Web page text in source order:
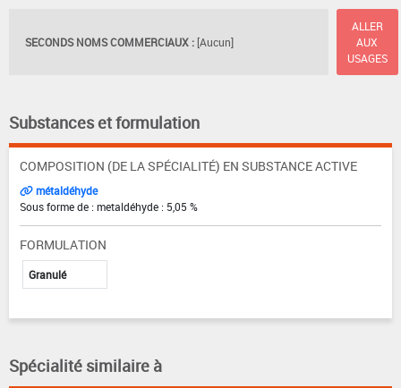
SECONDS NOMS COMMERCIAUX : [Aucun]
ALLER
AUX
USAGES
Substances et formulation
COMPOSITION (DE LA SPÉCIALITÉ) EN SUBSTANCE ACTIVE
métaldéhyde
Sous forme de : metaldéhyde : 5,05 %
FORMULATION
Granulé
Spécialité similaire à